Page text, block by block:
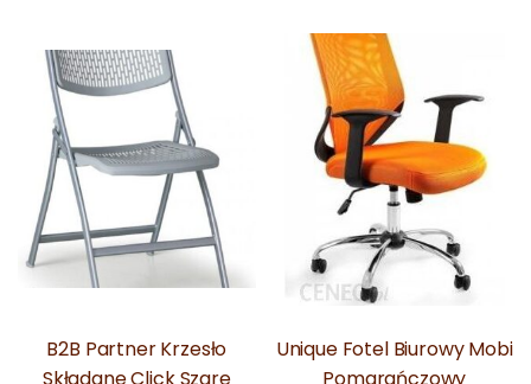
B2B Partner Krzesło
Składane Click Szare
Unique Fotel Biurowy Mobi
Pomarańczowy